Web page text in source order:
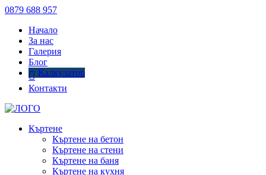
0879 688 957
Начало
За нас
Галерия
Блог
Калкулатор
Контакти
Къртене
Къртене на бетон
Къртене на стени
Къртене на баня
Къртене на кухня